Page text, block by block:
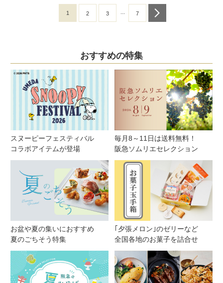
1 2 3 7
おすすめの特集
スヌーピーフェスティバル
コラボアイテムが登場
毎月8～11日は送料無料！
阪急ソムリエセレクション
お盆や夏の集いにおすすめ
夏のごちそう特集
｢夕張メロン｣のゼリーなど
全国各地のお菓子を詰合せ